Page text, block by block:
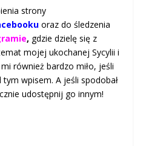
strony
oraz do śledzenia
, gdzie dzielę się z
mojej ukochanej Sycylii i
również bardzo miło, jeśli
wpisem. A jeśli spodobał
udostępnij go innym!